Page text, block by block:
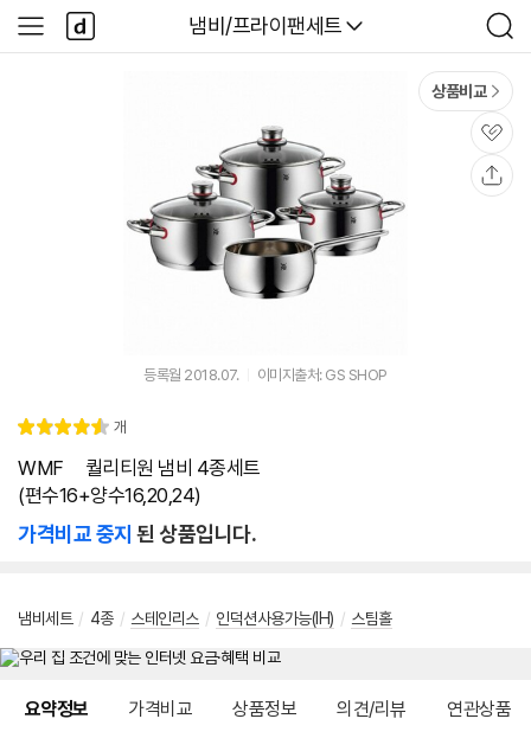
다나와
냄비/프라이팬세트
검
색
사
이
다
나
와
상품비교
관
심
등록월 2018.07. 이미지출처: GS SHOP
별
4.
리
개
WMF ㅤ퀄리티원 냄비 4종세트
(편수16+양수16,20,24)
가격비교 중지 된 상품입니다.
냄비세트 / 4종 / 스테인리스 / 인덕션사용가능(IH) / 스팀홀
요약정보 가격비교 상품정보 의견/리뷰 연관상품